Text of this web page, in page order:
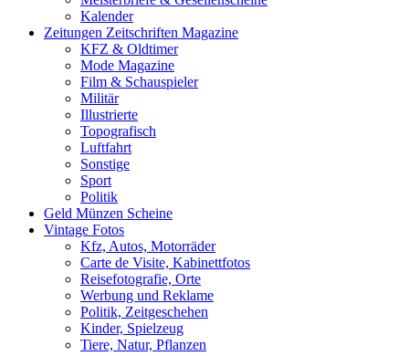
Kalender
Zeitungen Zeitschriften Magazine
KFZ & Oldtimer
Mode Magazine
Film & Schauspieler
Militär
Illustrierte
Topografisch
Luftfahrt
Sonstige
Sport
Politik
Geld Münzen Scheine
Vintage Fotos
Kfz, Autos, Motorräder
Carte de Visite, Kabinettfotos
Reisefotografie, Orte
Werbung und Reklame
Politik, Zeitgeschehen
Kinder, Spielzeug
Tiere, Natur, Pflanzen